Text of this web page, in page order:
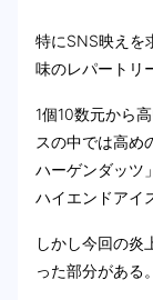
特にSNS映えを
味のレパートリ
1個10数元から
スの中では高め
ハーゲンダッツ
ハイエンドアイ
しかし今回の炎
った部分がある。